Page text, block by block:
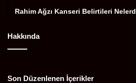
Rahim Ağzı Kanseri Belirtileri
Hakkında
Son Düzenlenen İçerikler